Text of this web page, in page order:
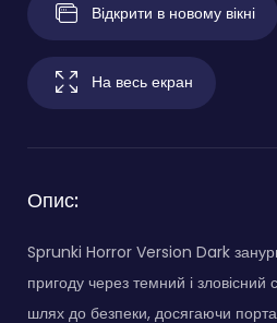
Відкрити в новому вікні
На весь екран
Опис:
Sprunki Horror Version Dark
пригоду через темний і
шлях до безпеки, досягаючи